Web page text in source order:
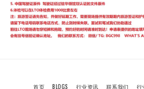
首页 BLOGS 行业资讯 联系我们 行